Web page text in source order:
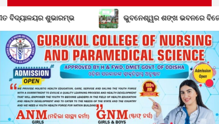
ଶୁଭାରମ୍ଭ ଭୁବନେଶ୍ୱର ଶଙ୍ଖ ଭବନରେ ବିଜେଡି